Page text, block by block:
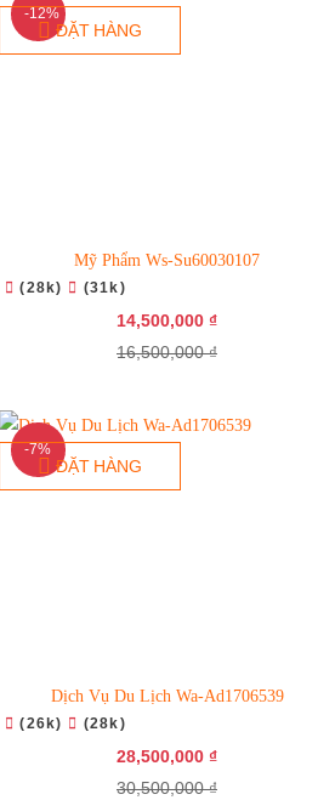
-12%
ĐẶT HÀNG
Mỹ Phẩm Ws-Su60030107
(28k) (31k)
14,500,000 ₫
16,500,000 ₫
-7%
ĐẶT HÀNG
Dịch Vụ Du Lịch Wa-Ad1706539
(26k) (28k)
28,500,000 ₫
30,500,000 ₫